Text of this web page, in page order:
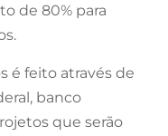
de 80% para
é feito através de
banco
que serão